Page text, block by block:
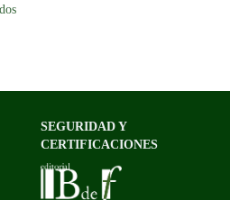
SEGURIDAD Y
CERTIFICACIONES